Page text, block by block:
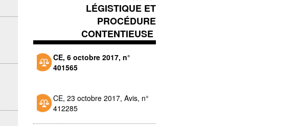
LÉGISTIQUE ET
PROCÉDURE
CONTENTIEUSE
CE, 6 octobre 2017, n°
401565
CE, 23 octobre 2017, Avis, n°
412285